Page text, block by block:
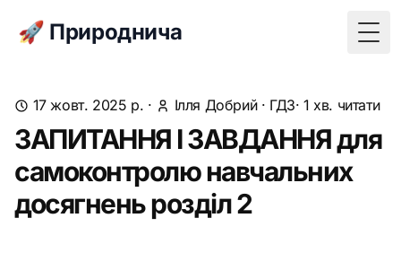
🚀 Природнича
17 жовт. 2025 р. · Ілля Добрий· ГДЗ· 1 хв. читати
ЗАПИТАННЯ І ЗАВДАННЯ для
самоконтролю навчальних
досягнень розділ 2